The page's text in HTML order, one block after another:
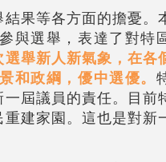
果等各方面的擔憂。
與選舉，表達了對特
選舉新人新氣象，在各
和政綱，優中選優。
屆議員的責任。目前
建家園。這也是對新